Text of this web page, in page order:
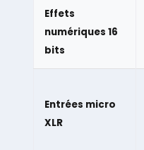
Effets
numériques 16
bits
Entrées micro
XLR